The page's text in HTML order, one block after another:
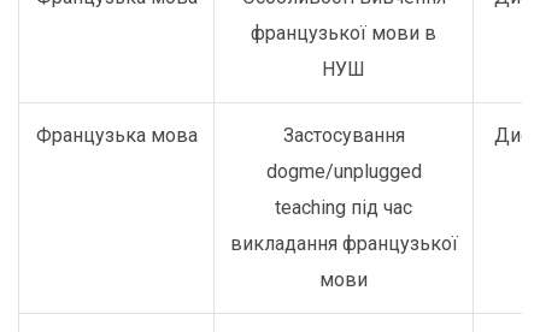
французької мови в
НУШ
Французька мова
Застосування
dogme/unplugged
teaching під час
викладання французької
мови